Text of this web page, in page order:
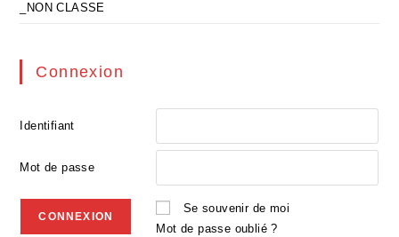
_NON CLASSE
Connexion
Identifiant
Mot de passe
Se souvenir de moi
Mot de passe oublié ?